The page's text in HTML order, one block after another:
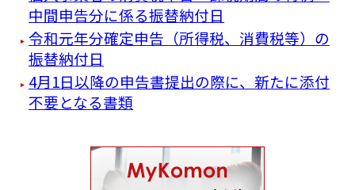
中間申告分に係る振替納付日
令和元年分確定申告（所得税、消費税等）の
振替納付日
4月1日以降の申告書提出の際に、新たに添付
不要となる書類